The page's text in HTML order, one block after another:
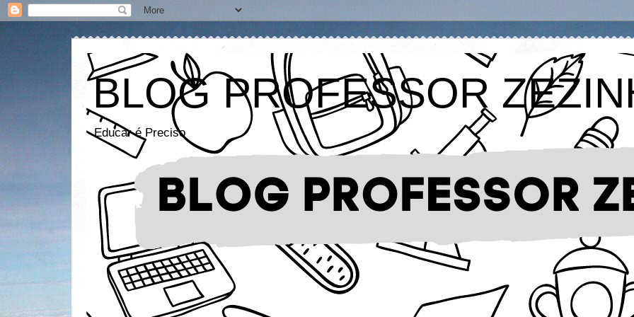
BLOG PROFESSOR
Educar é Preciso